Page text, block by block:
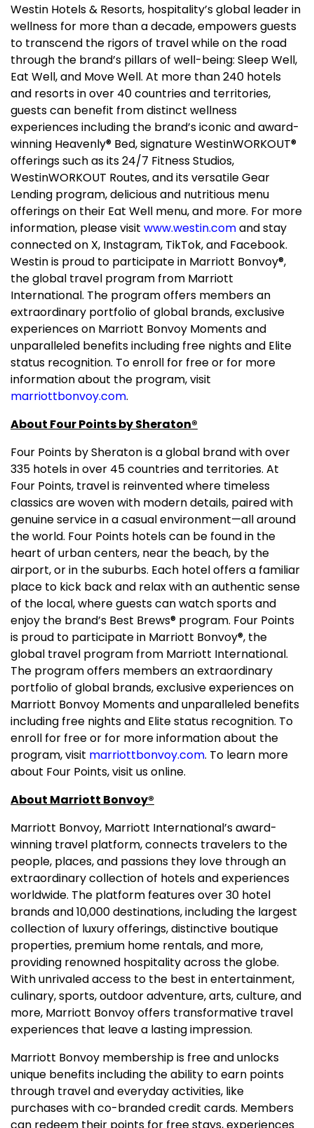
Westin Hotels & Resorts, hospitality’s global leader in
wellness for more than a decade, empowers guests
to transcend the rigors of travel while on the road
through the brand’s pillars of well-being: Sleep Well,
Eat Well, and Move Well. At more than 240 hotels
and resorts in over 40 countries and territories,
guests can benefit from distinct wellness
experiences including the brand’s iconic and award-
winning Heavenly® Bed, signature WestinWORKOUT®
offerings such as its 24/7 Fitness Studios,
WestinWORKOUT Routes, and its versatile Gear
Lending program, delicious and nutritious menu
offerings on their Eat Well menu, and more. For more
information, please visit www.westin.comand stay
connected on X, Instagram, TikTok, and Facebook.
Westin is proud to participate in Marriott Bonvoy®,
the global travel program from Marriott
International. The program offers members an
extraordinary portfolio of global brands, exclusive
experiences on Marriott Bonvoy Moments and
unparalleled benefits including free nights and Elite
status recognition. To enroll for free or for more
information about the program, visit
marriottbonvoy.com.
About Four Points by Sheraton®
Four Points by Sheraton is a global brand with over
335 hotels in over 45 countries and territories. At
Four Points, travel is reinvented where timeless
classics are woven with modern details, paired with
genuine service in a casual environment—all around
the world. Four Points hotels can be found in the
heart of urban centers, near the beach, by the
airport, or in the suburbs. Each hotel offers a familiar
place to kick back and relax with an authentic sense
of the local, where guests can watch sports and
enjoy the brand’s Best Brews® program. Four Points
is proud to participate in Marriott Bonvoy®, the
global travel program from Marriott International.
The program offers members an extraordinary
portfolio of global brands, exclusive experiences on
Marriott Bonvoy Moments and unparalleled benefits
including free nights and Elite status recognition. To
enroll for free or for more information about the
program, visit marriottbonvoy.com. To learn more
about Four Points, visit us online.
About Marriott Bonvoy®
Marriott Bonvoy, Marriott International’s award-
winning travel platform, connects travelers to the
people, places, and passions they love through an
extraordinary collection of hotels and experiences
worldwide. The platform features over 30 hotel
brands and 10,000 destinations, including the largest
collection of luxury offerings, distinctive boutique
properties, premium home rentals, and more,
providing renowned hospitality across the globe.
With unrivaled access to the best in entertainment,
culinary, sports, outdoor adventure, arts, culture, and
more, Marriott Bonvoy offers transformative travel
experiences that leave a lasting impression.
Marriott Bonvoy membership is free and unlocks
unique benefits including the ability to earn points
through travel and everyday activities, like
purchases with co-branded credit cards. Members
can redeem their points for free stays, experiences